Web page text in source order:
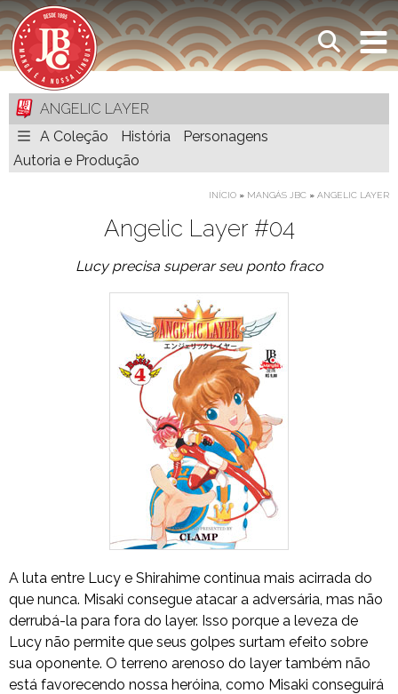
ANGELIC LAYER
A Coleção
História
Personagens
Autoria e Produção
INÍCIO » MANGÁS JBC » ANGELIC LAYER
Angelic Layer #04
Lucy precisa superar seu ponto fraco
A luta entre Lucy e Shirahime continua mais acirrada do
que nunca. Misaki consegue atacar a adversária, mas não
derrubá-la para fora do layer. Isso porque a leveza de
Lucy não permite que seus golpes surtam efeito sobre
sua oponente. O terreno arenoso do layer também não
está favorecendo nossa heróina, como Misaki conseguirá